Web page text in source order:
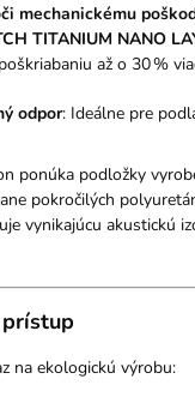
mechanickému
TITANIUM NANO
až o 30 %
odpor: Ideálne pre
ponúka podložky
pokročilých
vynikajúcu akustickú
na ekologickú výrobu: